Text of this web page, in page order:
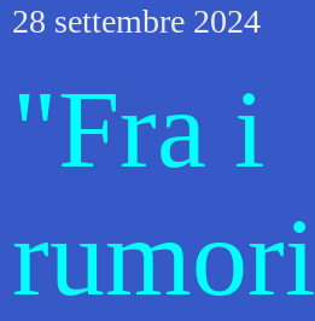
28 settembre 2024
"Fra i
rumori